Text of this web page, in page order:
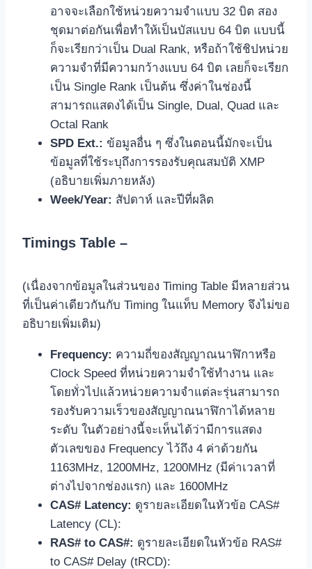
อาจจะเลือกใช้หน่วยความจำแบบ 32 บิต สอง
ชุดมาต่อกันเพื่อทำให้เป็นบัสแบบ 64 บิต แบบนี้
ก็จะเรียกว่าเป็น Dual Rank, หรือถ้าใช้ชิปหน่วย
ความจำที่มีความกว้างแบบ 64 บิต เลยก็จะเรียก
เป็น Single Rank เป็นต้น ซึ่งค่าในช่องนี้
สามารถแสดงได้เป็น Single, Dual, Quad และ
Octal Rank
SPD Ext.: ข้อมูลอื่น ๆ ซึ่งในตอนนี้มักจะเป็น
ข้อมูลที่ใช้ระบุถึงการรองรับคุณสมบัติ XMP
(อธิบายเพิ่มภายหลัง)
Week/Year: สัปดาห์ และปีที่ผลิต
Timings Table –
(เนื่องจากข้อมูลในส่วนของ Timing Table มีหลายส่วน
ที่เป็นค่าเดียวกันกับ Timing ในแท็บ Memory จึงไม่ขอ
อธิบายเพิ่มเติม)
Frequency: ความถี่ของสัญญาณนาฬิกาหรือ
Clock Speed ที่หน่วยความจำใช้ทำงาน และ
โดยทั่วไปแล้วหน่วยความจำแต่ละรุ่นสามารถ
รองรับความเร็วของสัญญาณนาฬิกาได้หลาย
ระดับ ในตัวอย่างนี้จะเห็นได้ว่ามีการแสดง
ตัวเลขของ Frequency ไว้ถึง 4 ค่าด้วยกัน
1163MHz, 1200MHz, 1200MHz (มีค่าเวลาที่
ต่างไปจากช่องแรก) และ 1600MHz
CAS# Latency: ดูรายละเอียดในหัวข้อ CAS#
Latency (CL):
RAS# to CAS#: ดูรายละเอียดในหัวข้อ RAS#
to CAS# Delay (tRCD):